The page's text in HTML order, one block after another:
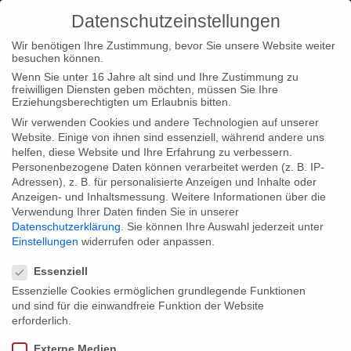
Home Typ|News
“Herbstgold” auf dem DOKU ART
Festival in Kroatien
“Herbstgold” auf dem DOKU ART
Festival in Kroatien
Wir freuen uns über die Einladung von “Herbstgold” am Festival
DOKU ART in Bjelovar, in der Nähe von Zagreb/Kroatien. Das
Datenschutzeinstellungen
Wir benötigen Ihre Zustimmung, bevor Sie unsere Website weiter
besuchen können.
Wenn Sie unter 16 Jahre alt sind und Ihre Zustimmung zu
freiwilligen Diensten geben möchten, müssen Sie Ihre
Erziehungsberechtigten um Erlaubnis bitten.
Wir verwenden Cookies und andere Technologien auf unserer
Website. Einige von ihnen sind essenziell, während andere uns
helfen, diese Website und Ihre Erfahrung zu verbessern.
Personenbezogene Daten können verarbeitet werden (z. B. IP-
Adressen), z. B. für personalisierte Anzeigen und Inhalte oder
Anzeigen- und Inhaltsmessung. Weitere Informationen über die
Verwendung Ihrer Daten finden Sie in unserer
Datenschutzerklärung
Sie können Ihre Auswahl jederzeit unter
Einstellungen widerrufen oder anpassen.
Essenziell
Essenzielle Cookies ermöglichen grundlegende Funktionen
und sind für die einwandfreie Funktion der Website
erforderlich.